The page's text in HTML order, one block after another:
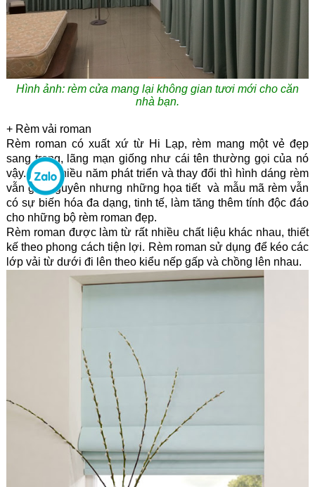
Hình ảnh: rèm cửa mang lại không gian tươi mới cho căn
nhà bạn.
+ Rèm vải roman
Rèm romancó xuất xứ từ Hi Lạp, rèm mang một vẻ đẹp
sang trọng, lãng mạn giống như cái tên thường gọi của nó
vậy. Qua nhiều năm phát triển và thay đổi thì hình dáng rèm
vẫn giữ nguyên nhưng những họa tiết và mẫu mã rèm vẫn
có sự biến hóa đa dạng, tinh tế, làm tăng thêm tính độc đáo
cho những bộ rèm roman đẹp.
Rèm roman được làm từ rất nhiều chất liệu khác nhau, thiết
kế theo phong cách tiện lợi. Rèm roman sử dụng để kéo các
lớp vải từ dưới đi lên theo kiểu nếp gấp và chồng lên nhau.